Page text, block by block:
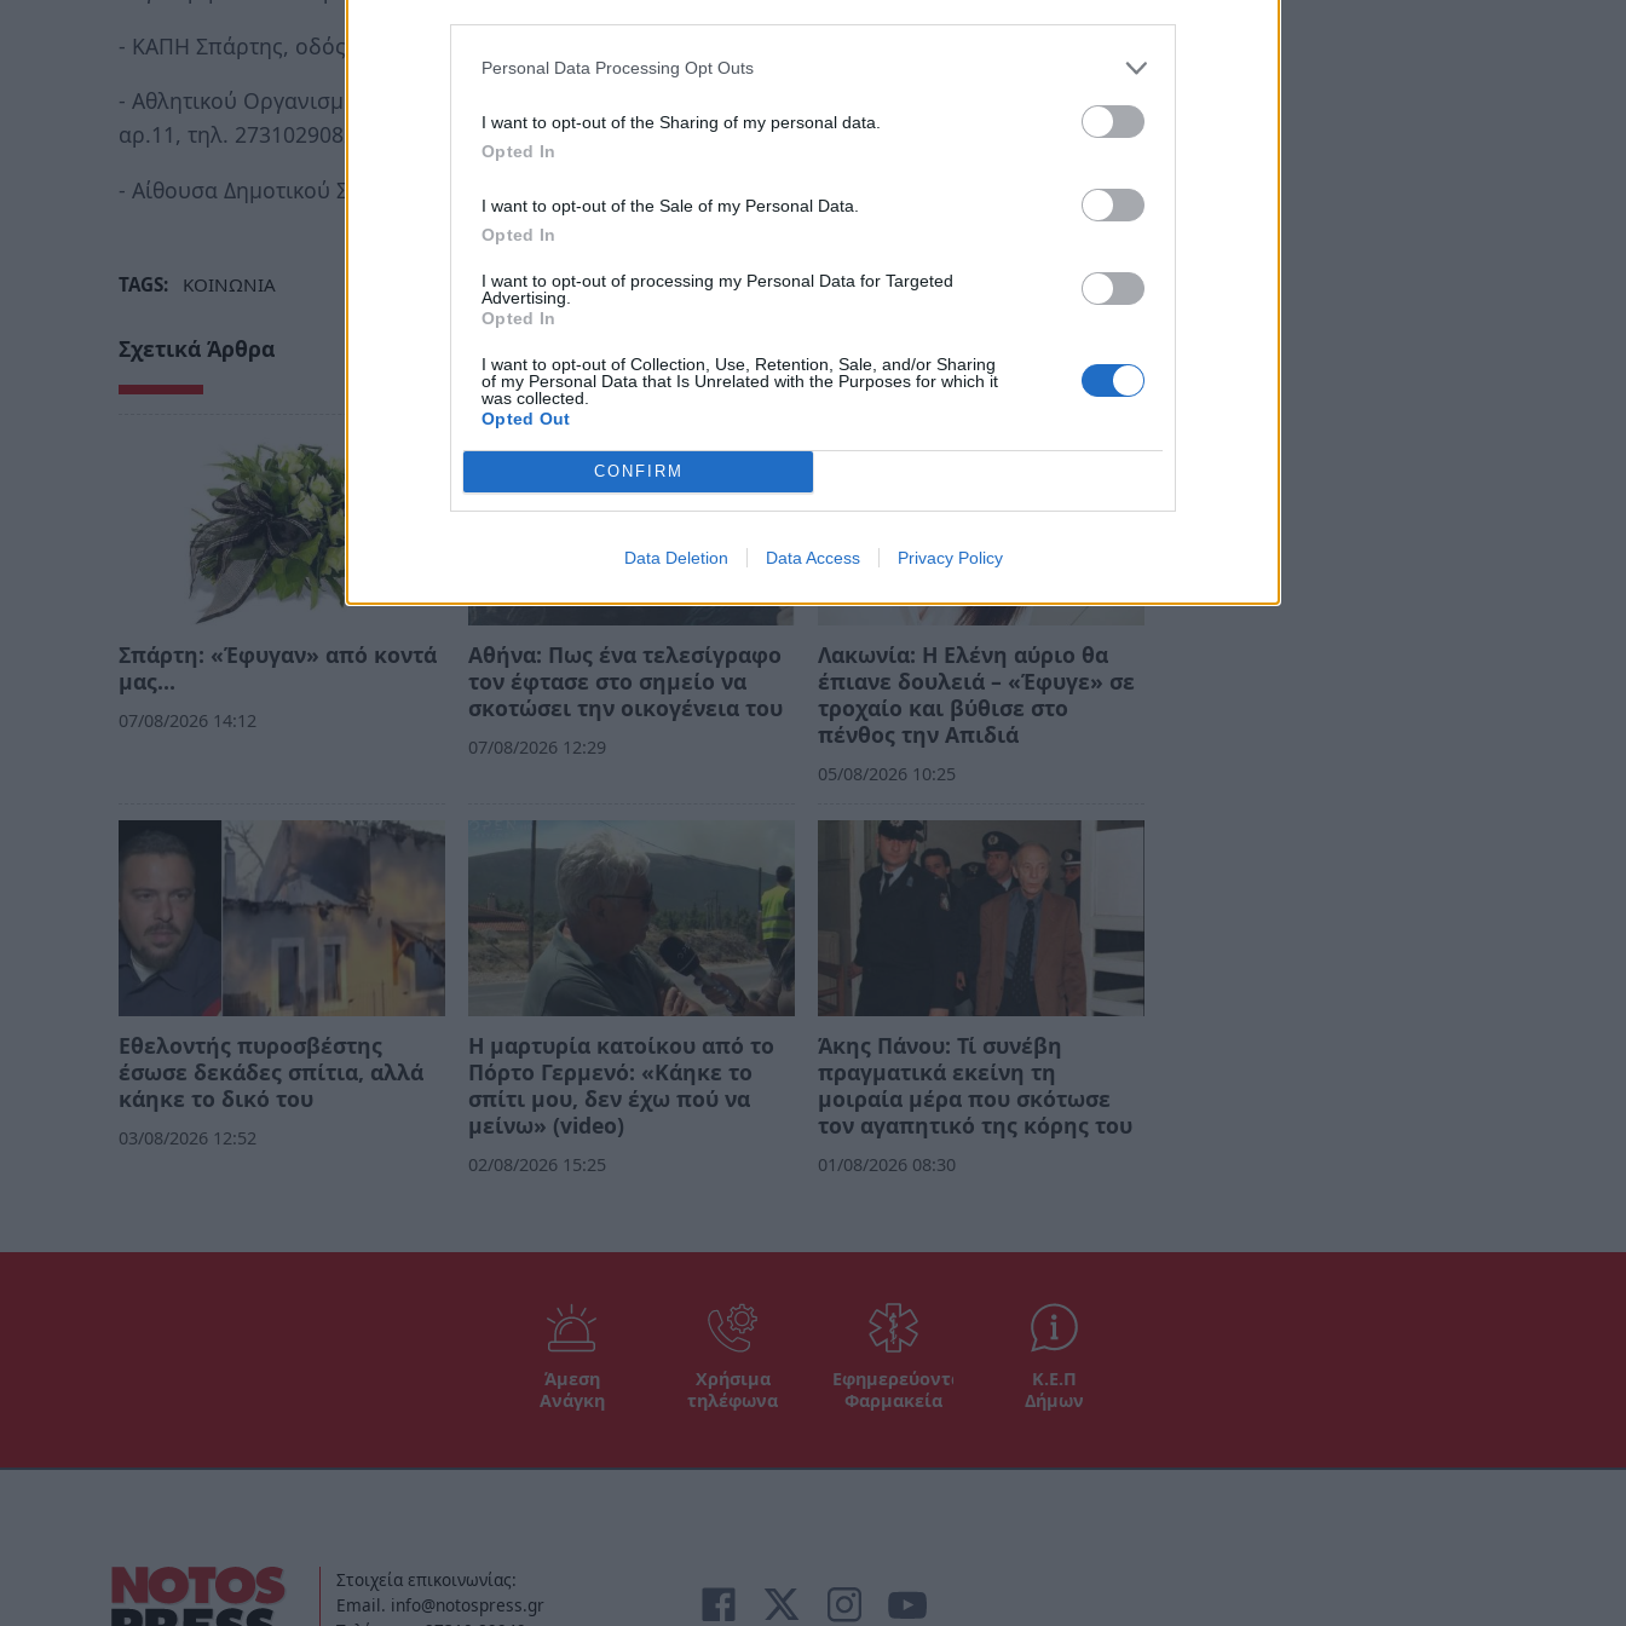
Personal Data Processing Opt Outs
I want to opt-out of the Sharing of my personal data.
Opted In
I want to opt-out of the Sale of my Personal Data.
Opted In
I want to opt-out of processing my Personal Data for Targeted
Advertising.
Opted In
I want to opt-out of Collection, Use, Retention, Sale, and/or Sharing
of my Personal Data that Is Unrelated with the Purposes for which it
was collected.
Opted Out
CONFIRM
Data Deletion Data Access Privacy Policy
- ΚΑΠΗ Σπάρτης, οδός Γκορτσολόγου αρ. 119, τηλ. 2731081229 (από 8:00 έως 19:00),
- Αθλητικού Οργανισμού Δήμου Σπάρτης, (πρώην ΤΕΔΚ Ν.Λακωνίας), οδός Δωριέων
αρ.11, τηλ. 2731029082 (από 8.00 έως 19.00)
- Αίθουσα Δημοτικού Συμβουλίου στην Κεντρική Πλατεία
TAGS: ΚΟΙΝΩΝΙΑ
Σχετικά Άρθρα
Σπάρτη: «Έφυγαν» από κοντά
μας…
07/08/2026 14:12
Αθήνα: Πως ένα τελεσίγραφο
τον έφτασε στο σημείο να
σκοτώσει την οικογένεια του
07/08/2026 12:29
Λακωνία: Η Ελένη αύριο θα
έπιανε δουλειά – «Έφυγε» σε
τροχαίο και βύθισε στο
πένθος την Απιδιά
05/08/2026 10:25
Εθελοντής πυροσβέστης
έσωσε δεκάδες σπίτια, αλλά
κάηκε το δικό του
03/08/2026 12:52
Η μαρτυρία κατοίκου από το
Πόρτο Γερμενό: «Κάηκε το
σπίτι μου, δεν έχω πού να
μείνω» (video)
02/08/2026 15:25
Άκης Πάνου: Τί συνέβη
πραγματικά εκείνη τη
μοιραία μέρα που σκότωσε
τον αγαπητικό της κόρης του
01/08/2026 08:30
Άμεση
Ανάγκη
Χρήσιμα
τηλέφωνα
Εφημερεύοντα
Φαρμακεία
Κ.Ε.Π
Δήμων
Στοιχεία επικοινωνίας:
Email. info@notospress.gr